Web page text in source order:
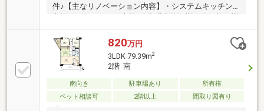
件♪【主なリノベーション内容】・システムキッチン
能付) ・トイレ交換(温水洗浄便座付)・洗面化粧台交
換(シャワーノズル付) ・建具交換・クロス、フロー
リング貼替 ・クッションフロア貼替・シューズボッ
クス交換 ・ハウスクリーニング 他
820万円
3LDK 79.39m2
2階 南
南向き 駐車場あり
所有権
ペット相談可
2階以上 間取り図有り